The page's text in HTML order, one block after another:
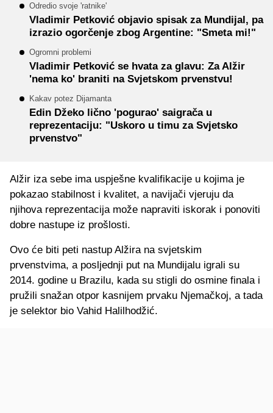
Odredio svoje 'ratnike'
Vladimir Petković objavio spisak za Mundijal, pa
izrazio ogorčenje zbog Argentine: "Smeta mi!"
Ogromni problemi
Vladimir Petković se hvata za glavu: Za Alžir
'nema ko' braniti na Svjetskom prvenstvu!
Kakav potez Dijamanta
Edin Džeko lično 'pogurao' saigrača u
reprezentaciju: "Uskoro u timu za Svjetsko
prvenstvo"
Alžir iza sebe ima uspješne kvalifikacije u kojima je
pokazao stabilnost i kvalitet, a navijači vjeruju da
njihova reprezentacija može napraviti iskorak i ponoviti
dobre nastupe iz prošlosti.
Ovo će biti peti nastup Alžira na svjetskim
prvenstvima, a posljednji put na Mundijalu igrali su
2014. godine u Brazilu, kada su stigli do osmine finala i
pružili snažan otpor kasnijem prvaku Njemačkoj, a tada
je selektor bio Vahid Halilhodžić.